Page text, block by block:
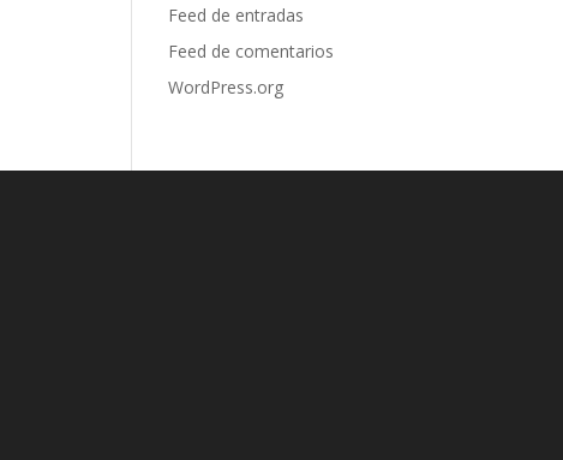
Feed de entradas
Feed de comentarios
WordPress.org